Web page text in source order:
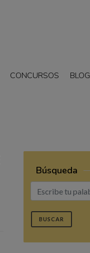
CONCURSOS BLOG
Búsqueda
BUSCAR